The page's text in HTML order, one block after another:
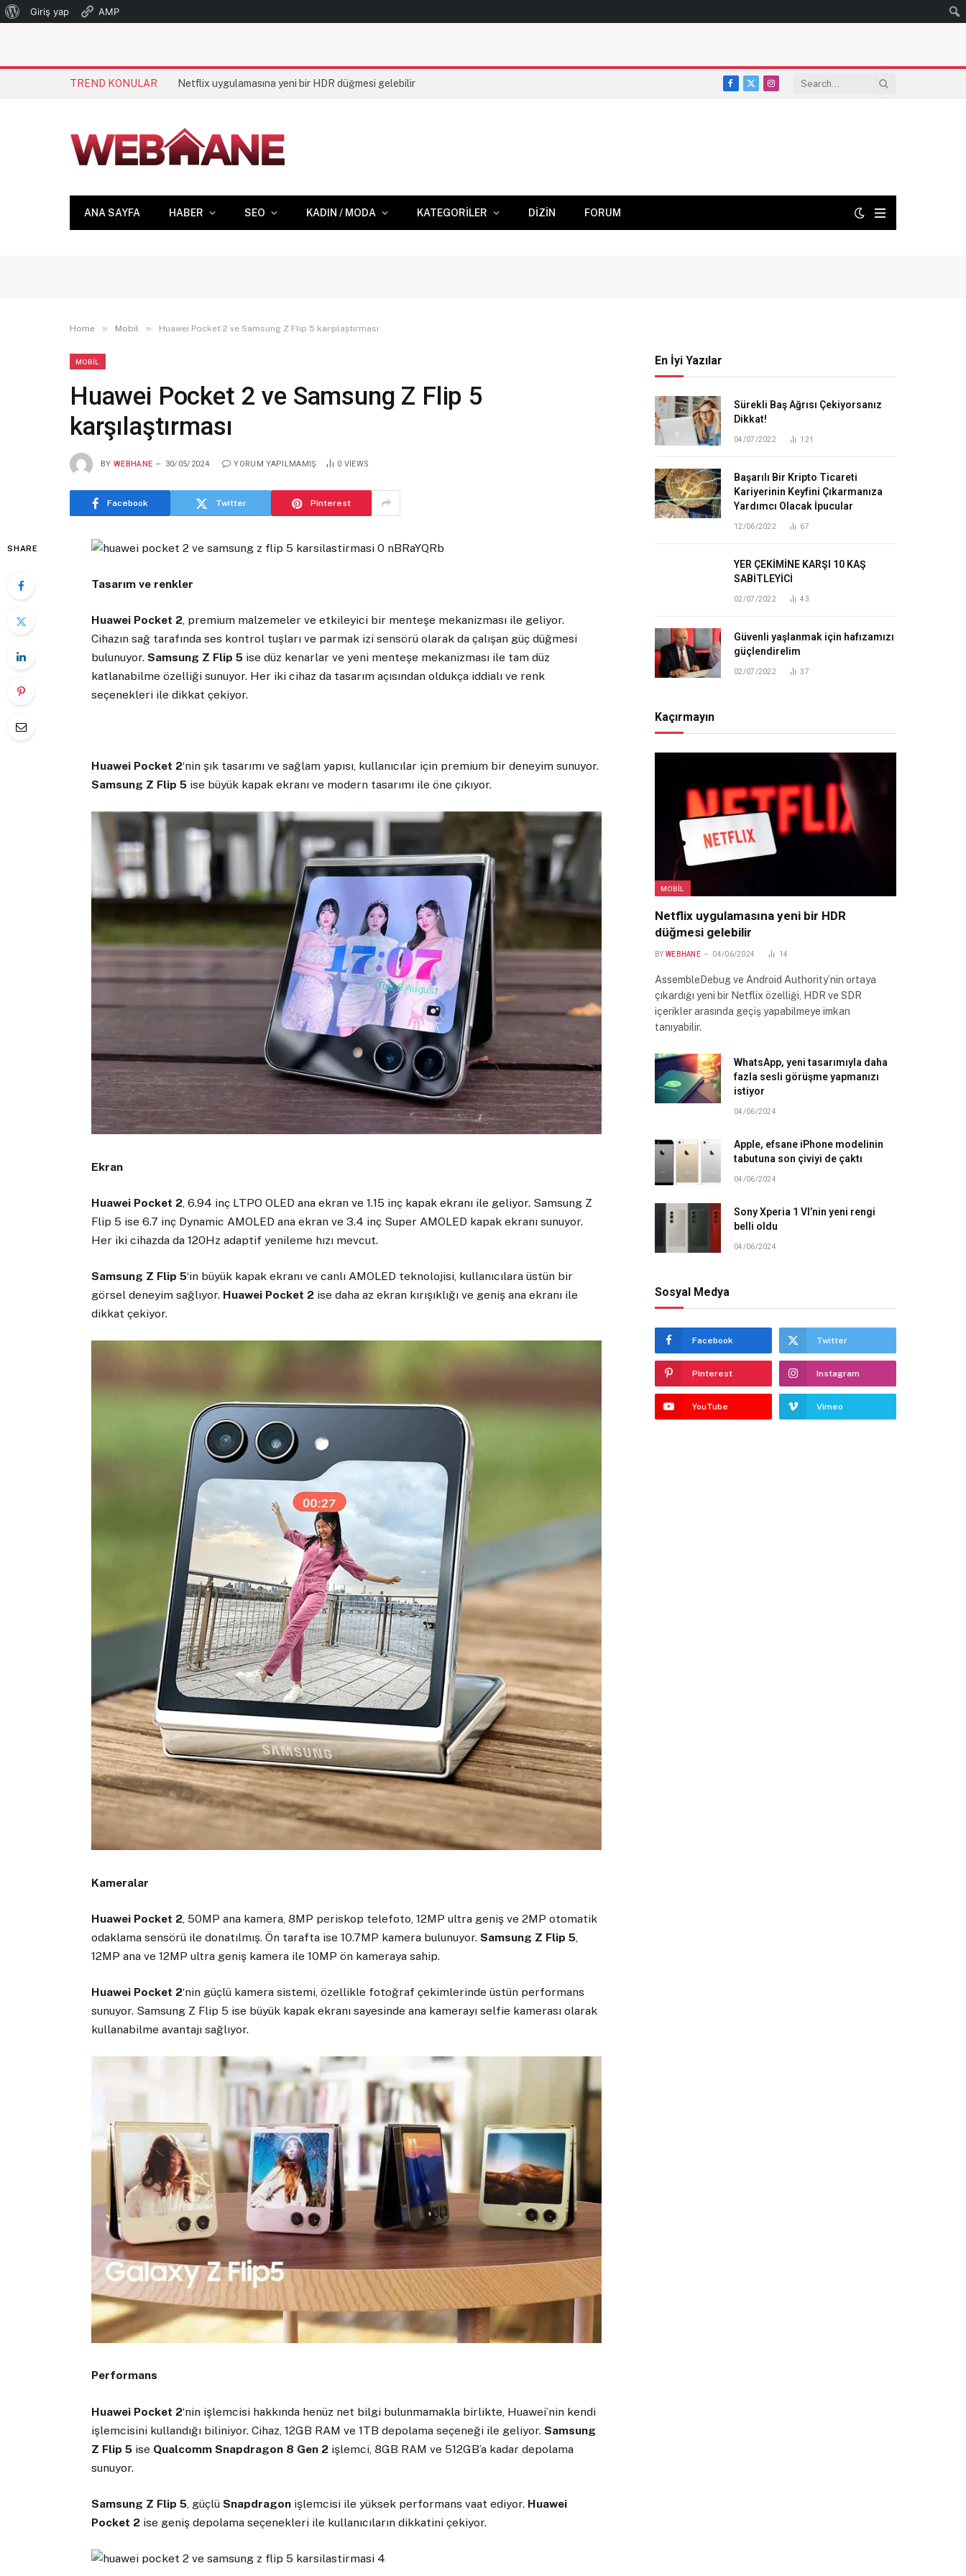
WordPress
Giriş yap AMP
TREND KONULAR Netflix uygulamasına yeni bir HDR düğmesi gelebilir
Facebook
X
Instagram
ANA SAYFA HABER SEO KADIN / MODA KATEGORILER DIZIN FORUM
Home » Mobil » Huawei Pocket 2 ve Samsung Z Flip 5 karşılaştırması
MOBIL
Huawei Pocket 2 ve Samsung Z Flip 5
karşılaştırması
BY WEBHANE 30/05/2024 YORUM YAPILMAMIŞ 0 VIEWS
Facebook Twitter Pinterest
SHARE
Tasarım ve renkler
Huawei Pocket 2, premium malzemeler ve etkileyici bir menteşe mekanizması ile geliyor.
Cihazın sağ tarafında ses kontrol tuşları ve parmak izi sensörü olarak da çalışan güç düğmesi
bulunuyor.Samsung Z Flip 5 ise düz kenarlar ve yeni menteşe mekanizması ile tam düz
katlanabilme özelliği sunuyor. Her iki cihaz da tasarım açısından oldukça iddialı ve renk
seçenekleri ile dikkat çekiyor.
Huawei Pocket 2‘nin şık tasarımı ve sağlam yapısı, kullanıcılar için premium bir deneyim sunuyor.
Samsung Z Flip 5 ise büyük kapak ekranı ve modern tasarımı ile öne çıkıyor.
Ekran
Huawei Pocket 2 , 6.94 inç LTPO OLED ana ekran ve 1.15 inç kapak ekranı ile geliyor. Samsung Z
Flip 5 ise 6.7 inç Dynamic AMOLED ana ekran ve 3.4 inç Super AMOLED kapak ekranı sunuyor.
Her iki cihazda da 120Hz adaptif yenileme hızı mevcut.
Samsung Z Flip 5‘in büyük kapak ekranı ve canlı AMOLED teknolojisi, kullanıcılara üstün bir
görsel deneyim sağlıyor. Huawei Pocket 2 ise daha az ekran kırışıklığı ve geniş ana ekranı ile
dikkat çekiyor.
Kameralar
Huawei Pocket 2 , 50MP ana kamera, 8MP periskop telefoto, 12MP ultra geniş ve 2MP otomatik
odaklama sensörü ile donatılmış. Ön tarafta ise 10.7MP kamera bulunuyor.Samsung Z Flip 5
12MP ana ve 12MP ultra geniş kamera ile 10MP ön kameraya sahip.
Huawei Pocket 2‘nin güçlü kamera sistemi, özellikle fotoğraf çekimlerinde üstün performans
sunuyor. Samsung Z Flip 5 ise büyük kapak ekranı sayesinde ana kamerayı selfie kamerası olarak
kullanabilme avantajı sağlıyor.
Performans
Huawei Pocket 2‘nin işlemcisi hakkında henüz net bilgi bulunmamakla birlikte, Huawei’nin kendi
işlemcisini kullandığı biliniyor. Cihaz, 12GB RAM ve 1TB depolama seçeneği ile geliyor.Samsung
Z Flip 5 ise Qualcomm Snapdragon 8 Gen 2 işlemci, 8GB RAM ve 512GB’a kadar depolama
sunuyor.
Samsung Z Flip 5 , güçlüSnapdragon işlemcisi ile yüksek performans vaat ediyor. Huawei
Pocket 2 ise geniş depolama seçenekleri ile kullanıcıların dikkatini çekiyor.
En İyi Yazılar
Sürekli Baş Ağrısı Çekiyorsanız
Dikkat!
04/07/2022 121
Başarılı Bir Kripto Ticareti
Kariyerinin Keyfini Çıkarmanıza
Yardımcı Olacak İpucular
12/06/2022 67
YER ÇEKİMİNE KARŞI 10 KAŞ
SABİTLEYİCİ
02/07/2022 43
Güvenli yaşlanmak için hafızamızı
güçlendirelim
02/07/2022 37
Kaçırmayın
MOBIL
Netflix uygulamasına yeni bir HDR
düğmesi gelebilir
BY WEBHANE 04/06/2024 14
AssembleDebug ve Android Authority’nin ortaya
çıkardığı yeni bir Netflix özelliği, HDR ve SDR
içerikler arasında geçiş yapabilmeye imkan
tanıyabilir.
WhatsApp, yeni tasarımıyla daha
fazla sesli görüşme yapmanızı
istiyor
04/06/2024
Apple, efsane iPhone modelinin
tabutuna son çiviyi de çaktı
04/06/2024
Sony Xperia 1 VI’nin yeni rengi
belli oldu
04/06/2024
Sosyal Medya
Facebook Twitter
Pinterest Instagram
YouTube Vimeo